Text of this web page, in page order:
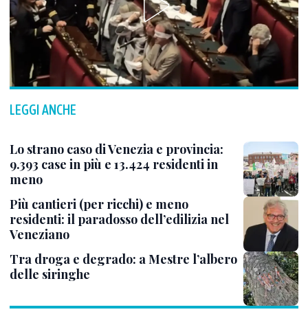
LEGGI ANCHE
Lo strano caso di Venezia e provincia:
9.393 case in più e 13.424 residenti in
meno
Più cantieri (per ricchi) e meno
residenti: il paradosso dell’edilizia nel
Veneziano
Tra droga e degrado: a Mestre l’albero
delle siringhe